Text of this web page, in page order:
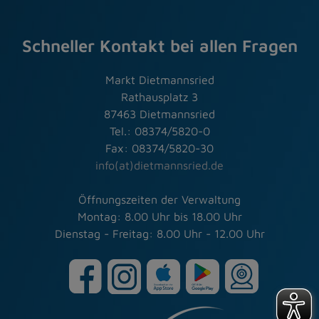
Schneller Kontakt bei allen Fragen
Markt Dietmannsried
Rathausplatz 3
87463 Dietmannsried
Tel.: 08374/5820-0
Fax: 08374/5820-30
info(at)dietmannsried.de
Öffnungszeiten der Verwaltung
Montag: 8.00 Uhr bis 18.00 Uhr
Dienstag - Freitag: 8.00 Uhr - 12.00 Uhr